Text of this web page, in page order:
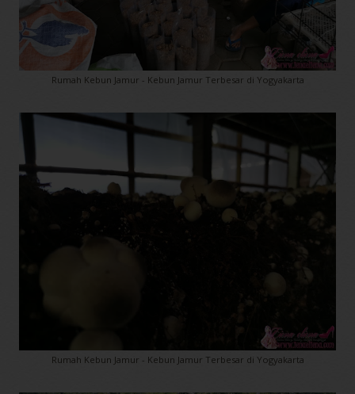
Rumah Kebun Jamur - Kebun Jamur Terbesar di Yogyakarta
Rumah Kebun Jamur - Kebun Jamur Terbesar di Yogyakarta